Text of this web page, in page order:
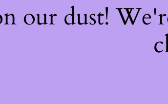
our dust!